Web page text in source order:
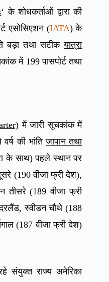
‘ के शोधकर्ताओं द्वारा की
एसोसिएशन (IATA)के
बड़ा तथा सटीकयात्रा
में 199 पासपोर्ट तथा
में जारी सूचकांक में
की भांतिजापान तथा
के साथ) पहले स्थान पर
(190 वीजा फ्री देश),
तीसरे (189 वीजा फ्री
स्वीडन चौथे (188
(187 वीजा फ्री देश)
संयुक्त राज्य अमेरिका